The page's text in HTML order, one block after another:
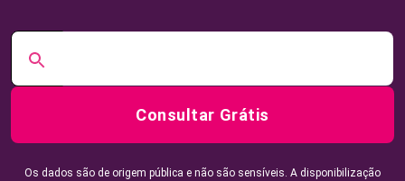
Consultar Grátis
Os dados são de origem pública e não são sensíveis. A disponibilização